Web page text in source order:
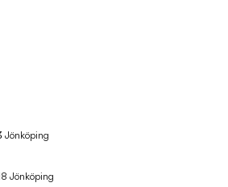
Jönköping
Jönköping